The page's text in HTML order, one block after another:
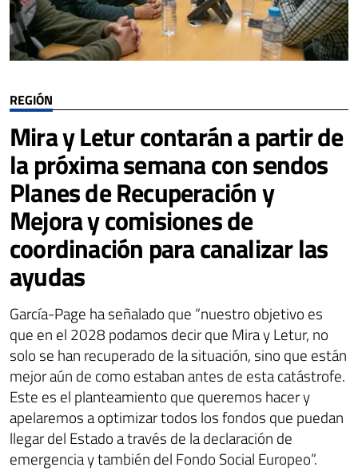
REGIÓN
Mira y Letur contarán a partir de
la próxima semana con sendos
Planes de Recuperación y
Mejora y comisiones de
coordinación para canalizar las
ayudas
García-Page ha señalado que “nuestro objetivo es
que en el 2028 podamos decir que Mira y Letur, no
solo se han recuperado de la situación, sino que están
mejor aún de como estaban antes de esta catástrofe.
Este es el planteamiento que queremos hacer y
apelaremos a optimizar todos los fondos que puedan
llegar del Estado a través de la declaración de
emergencia y también del Fondo Social Europeo”.